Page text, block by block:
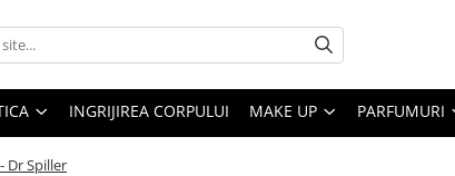
INGRIJIREA CORPULUI MAKE UP PARFUMURI
Dr Spiller